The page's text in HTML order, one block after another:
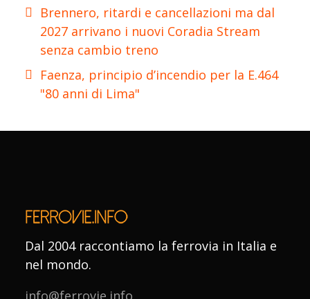
Brennero, ritardi e cancellazioni ma dal
2027 arrivano i nuovi Coradia Stream
senza cambio treno
Faenza, principio d’incendio per la E.464
"80 anni di Lima"
Dal 2004 raccontiamo la ferrovia in Italia e
nel mondo.